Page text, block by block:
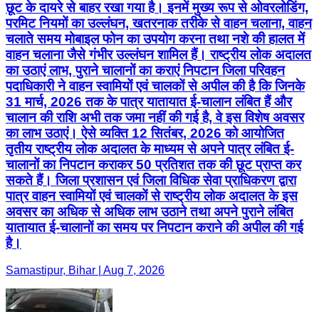
छूट के दायरे से बाहर रखा गया है। इनमें मुख्य रूप से ओवरलोडिंग,
परमिट नियमों का उल्लंघन, खतरनाक तरीके से वाहन चलाना, वाहन
चलाते समय मोबाइल फोन का उपयोग करना तथा नशे की हालत में
वाहन चलाना जैसे गंभीर उल्लंघन शामिल हैं। राष्ट्रीय लोक अदालत
का उठाएं लाभ, पुराने चालानों का कराएं निपटान जिला परिवहन
पदाधिकारी ने वाहन स्वामियों एवं चालकों से अपील की है कि जिनके
31 मार्च, 2026 तक के पात्र यातायात ई-चालान लंबित हैं और
चालान की राशि अभी तक जमा नहीं की गई है, वे इस विशेष अवसर
का लाभ उठाएं। ऐसे व्यक्ति 12 सितंबर, 2026 को आयोजित
तृतीय राष्ट्रीय लोक अदालत के माध्यम से अपने पात्र लंबित ई-
चालानों का निपटान कराकर 50 प्रतिशत तक की छूट प्राप्त कर
सकते हैं। जिला प्रशासन एवं जिला विधिक सेवा प्राधिकरण द्वारा
पात्र वाहन स्वामियों एवं चालकों से राष्ट्रीय लोक अदालत के इस
अवसर का अधिक से अधिक लाभ उठाने तथा अपने पुराने लंबित
यातायात ई-चालानों का समय पर निपटान कराने की अपील की गई
है।
Samastipur, Bihar | Aug 7, 2026